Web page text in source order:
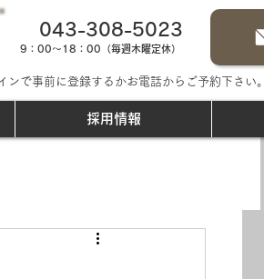
043-308-5023
9：00～18：00（毎週木曜定休）
で事前に登録するかお電話からご予約下さい。
採用情報